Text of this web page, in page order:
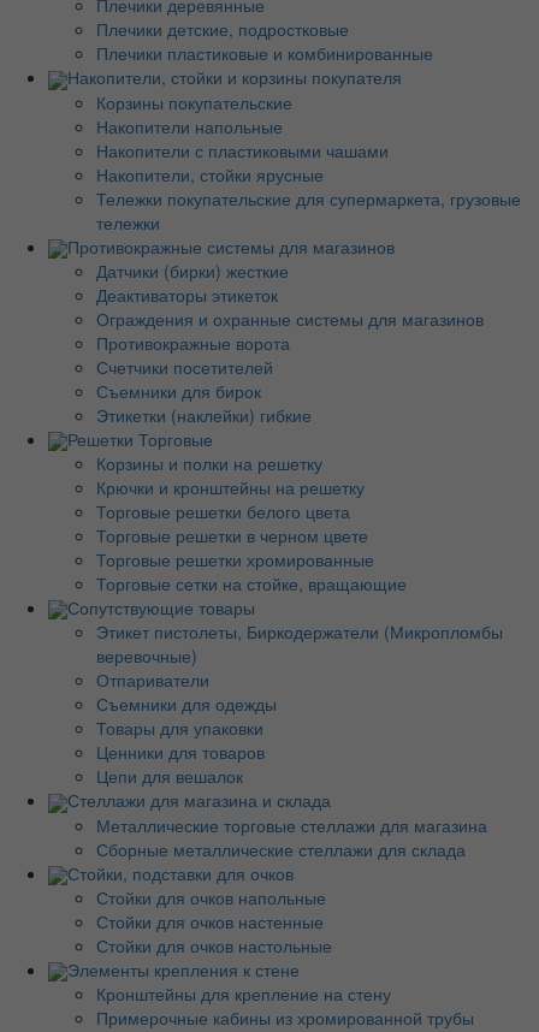
Плечики деревянные
Плечики детские, подростковые
Плечики пластиковые и комбинированные
Накопители, стойки и корзины покупателя
Корзины покупательские
Накопители напольные
Накопители с пластиковыми чашами
Накопители, стойки ярусные
Тележки покупательские для супермаркета, грузовые
тележки
Противокражные системы для магазинов
Датчики (бирки) жесткие
Деактиваторы этикеток
Ограждения и охранные системы для магазинов
Противокражные ворота
Счетчики посетителей
Съемники для бирок
Этикетки (наклейки) гибкие
Решетки Торговые
Корзины и полки на решетку
Крючки и кронштейны на решетку
Торговые решетки белого цвета
Торговые решетки в черном цвете
Торговые решетки хромированные
Торговые сетки на стойке, вращающие
Сопутствующие товары
Этикет пистолеты, Биркодержатели (Микропломбы
веревочные)
Отпариватели
Съемники для одежды
Товары для упаковки
Ценники для товаров
Цепи для вешалок
Стеллажи для магазина и склада
Металлические торговые стеллажи для магазина
Сборные металлические стеллажи для склада
Стойки, подставки для очков
Стойки для очков напольные
Стойки для очков настенные
Стойки для очков настольные
Элементы крепления к стене
Кронштейны для крепление на стену
Примерочные кабины из хромированной трубы